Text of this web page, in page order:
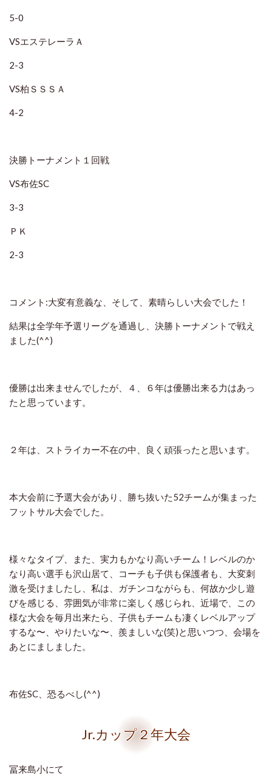
5-0
VSエステレーラＡ
2-3
VS柏ＳＳＳＡ
4-2
決勝トーナメント１回戦
VS布佐SC
3-3
ＰＫ
2-3
コメント:大変有意義な、そして、素晴らしい大会でした！
結果は全学年予選リーグを通過し、決勝トーナメントで戦え
ました(^^)
優勝は出来ませんでしたが、４、６年は優勝出来る力はあっ
たと思っています。
２年は、ストライカー不在の中、良く頑張ったと思います。
本大会前に予選大会があり、勝ち抜いた52チームが集まった
フットサル大会でした。
様々なタイプ、また、実力もかなり高いチーム！レベルのか
なり高い選手も沢山居て、コーチも子供も保護者も、大変刺
激を受けましたし、私は、ガチンコながらも、何故か少し遊
びを感じる、雰囲気が非常に楽しく感じられ、近場で、この
様な大会を毎月出来たら、子供もチームも凄くレベルアップ
するな〜、やりたいな〜、羨ましいな(笑)と思いつつ、会場を
あとにましました。
布佐SC、恐るべし(^^)
Jr.カップ２年大会
冨来島小にて